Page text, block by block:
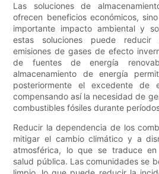
Las soluciones de
ofrecen beneficios económicos,
importante impacto ambiental y
estas soluciones puede reducir
emisiones de gases de efecto
de fuentes de energía
almacenamiento de energía
posteriormente el excedente de
compensando así la necesidad de
combustibles fósiles durante
Reducir la dependencia de los
mitigar el cambio climático y a
atmosférica, lo que se traduce
salud pública. Las comunidades se